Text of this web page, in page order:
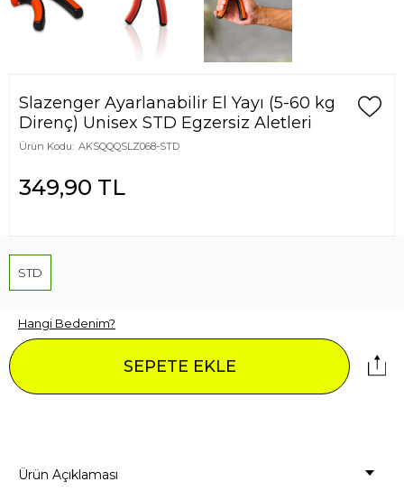
Slazenger Ayarlanabilir El Yayı (5-60 kg
Direnç) Unisex STD Egzersiz Aletleri
Ürün Kodu: AKSQQQSLZ068-STD
349,90 TL
STD
Hangi Bedenim?
SEPETE EKLE
Ürün Açıklaması